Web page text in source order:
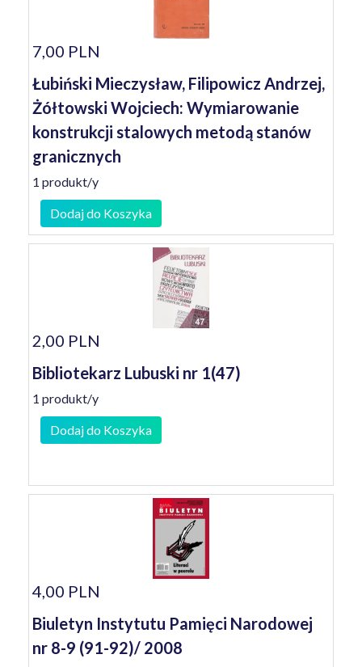
7,00 PLN
Łubiński Mieczysław, Filipowicz Andrzej,
Żółtowski Wojciech: Wymiarowanie
konstrukcji stalowych metodą stanów
granicznych
1 produkt/y
Dodaj do Koszyka
2,00 PLN
Bibliotekarz Lubuski nr 1(47)
1 produkt/y
Dodaj do Koszyka
4,00 PLN
Biuletyn Instytutu Pamięci Narodowej
nr 8-9 (91-92)/ 2008